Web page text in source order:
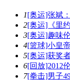
1[奥运]张斌
2[奥运]《里
3[奥运]趣味
4[篮球]小皇
5[奥运]获奖
6[回放]2012
7[拳击]男子